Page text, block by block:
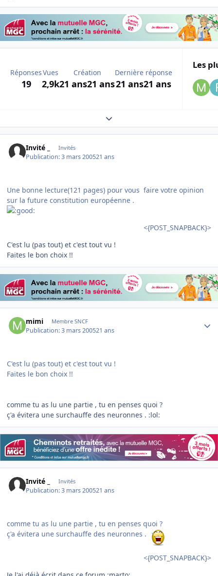
Réponses
19
Vues
2,9k
Création
21 ans21 ans
Dernière réponse
21 ans21 ans
Les
Expand topic overview
Invité _ Invités
Publication:3 mars 200521 ans
Une bonne lecture(121 pages) pour vous faire votre opinion
sur la future constitution européenne .
<{POST_SNAPBACK}>
C'est lu (pas tout) et c'est tout vu !
Faites le bon choix !!
mimi Membre SNCF
Publication:3 mars 200521 ans
C'est lu (pas tout) et c'est tout vu !
Faites le bon choix !!
comme tu as lu une partie , tu en penses quoi ?
ç'a évitera une surchauffe des neuronnes . :lol:
Invité _ Invités
Publication:3 mars 200521 ans
comme tu as lu une partie , tu en penses quoi ?
ç'a évitera une surchauffe des neuronnes .
<{POST_SNAPBACK}>